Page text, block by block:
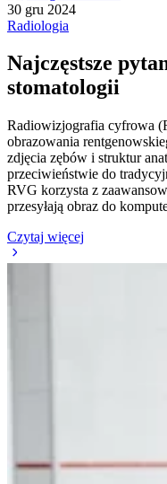
30 gru 2024
Radiologia
Najczęstsze
stomatologii
Radiowizjografia cyfrowa
obrazowania
zdjęcia zębów i struktur
przeciwieństwie do
RVG korzysta z
przesyłają obraz do
Czytaj więcej